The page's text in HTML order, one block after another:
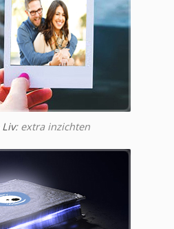
: extra inzichten